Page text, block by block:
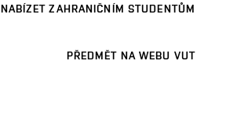
NABÍZET ZAHRANIČNÍM STUDENTŮM
PŘEDMĚT NA WEBU VUT